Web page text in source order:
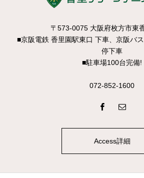
〒573-0075 大阪府枚方市東
■京阪電鉄 香里園駅東口 下車、京阪バ
停下車
■駐車場100台完備!
072-852-1600
Access詳細